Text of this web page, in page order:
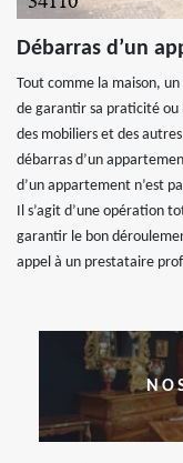
Débarras d’un
Tout comme la maison,
de garantir sa praticité ou
des mobiliers et des
débarras d’un
d’un appartement n’est
Il s’agit d’une opération
garantir le bon
appel à un prestataire